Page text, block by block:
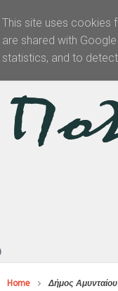
Home Δήμος Αμυνταίου
This site uses cookies
are shared with
statistics, and to